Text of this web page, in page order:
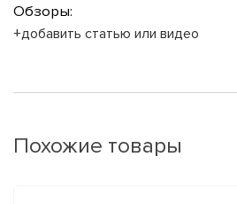
Обзоры:
+добавить статью или видео
Похожие товары